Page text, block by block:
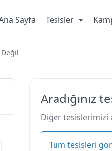
Sayfa Tesisler
Değil
Aradığınız
Diğer tesislerimizi
Tüm tesisleri